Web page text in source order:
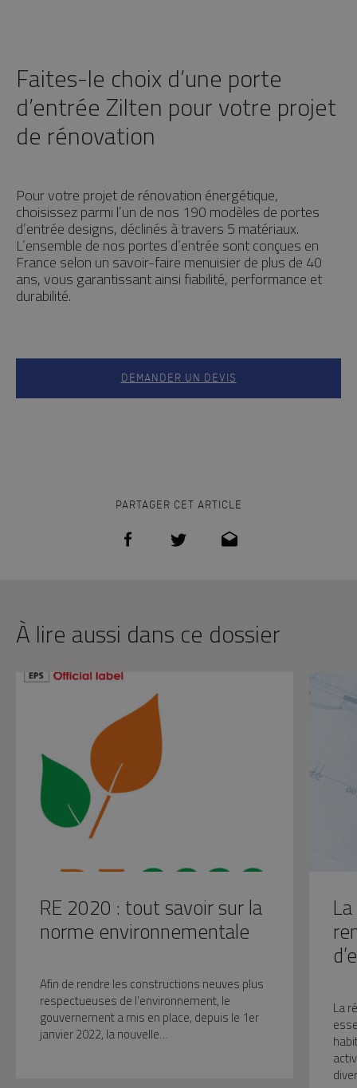
Faites-le choix d’une porte
d’entrée Zilten pour votre projet
de rénovation
Pour votre projet de rénovation énergétique,
choisissez parmi l’un de nos 190 modèles de portes
d’entrée designs, déclinés à travers 5 matériaux.
L’ensemble de nos portes d’entrée sont conçues en
France selon un savoir-faire menuisier de plus de 40
ans, vous garantissant ainsi fiabilité, performance et
durabilité.
DEMANDER UN DEVIS
PARTAGER CET ARTICLE
À lire aussi dans ce dossier
RE 2020 : tout savoir sur la
norme environnementale
Afin de rendre les constructions neuves plus
respectueuses de l’environnement, le
gouvernement a mis en place, depuis le 1er
janvier 2022, la nouvelle…
La